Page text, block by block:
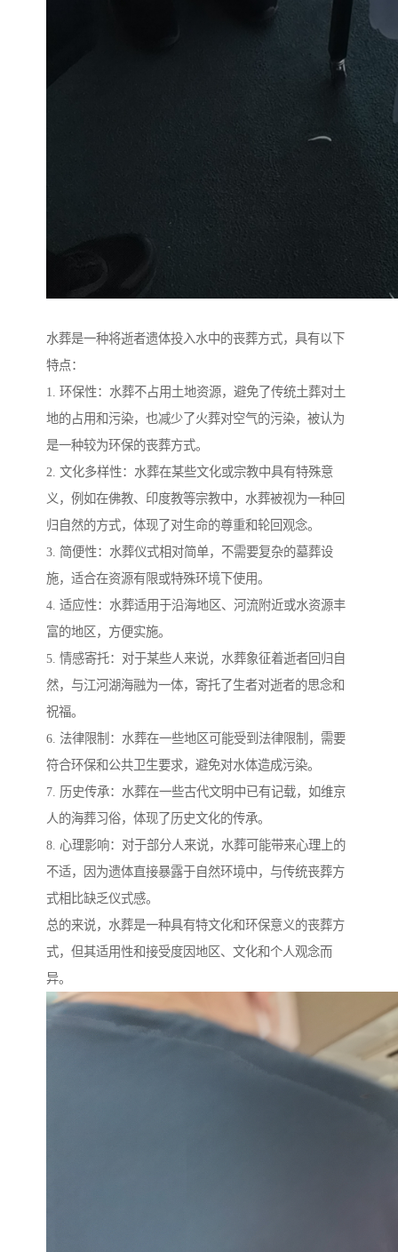
水葬是一种将逝者遗体投入水中的丧葬方式，具有以下
特点：
1. 环保性：水葬不占用土地资源，避免了传统土葬对土
地的占用和污染，也减少了火葬对空气的污染，被认为
是一种较为环保的丧葬方式。
2. 文化多样性：水葬在某些文化或宗教中具有特殊意
义，例如在佛教、印度教等宗教中，水葬被视为一种回
归自然的方式，体现了对生命的尊重和轮回观念。
3. 简便性：水葬仪式相对简单，不需要复杂的墓葬设
施，适合在资源有限或特殊环境下使用。
4. 适应性：水葬适用于沿海地区、河流附近或水资源丰
富的地区，方便实施。
5. 情感寄托：对于某些人来说，水葬象征着逝者回归自
然，与江河湖海融为一体，寄托了生者对逝者的思念和
祝福。
6. 法律限制：水葬在一些地区可能受到法律限制，需要
符合环保和公共卫生要求，避免对水体造成污染。
7. 历史传承：水葬在一些古代文明中已有记载，如维京
人的海葬习俗，体现了历史文化的传承。
8. 心理影响：对于部分人来说，水葬可能带来心理上的
不适，因为遗体直接暴露于自然环境中，与传统丧葬方
式相比缺乏仪式感。
总的来说，水葬是一种具有特文化和环保意义的丧葬方
式，但其适用性和接受度因地区、文化和个人观念而
异。